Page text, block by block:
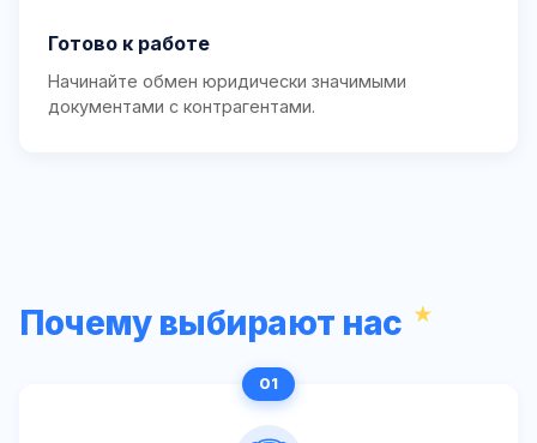
Готово к работе
Начинайте обмен юридически значимыми
документами с контрагентами.
Почему выбирают нас